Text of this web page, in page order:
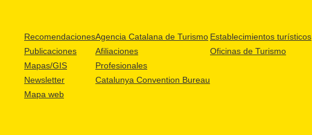
Recomendaciones
Publicaciones
Mapas/GIS
Newsletter
Mapa web
Agencia Catalana de Turismo
Afiliaciones
Profesionales
Catalunya Convention Bureau
Establecimientos turísticos
Oficinas de Turismo